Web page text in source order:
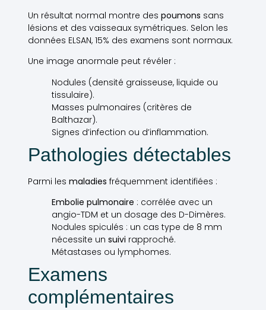
Un résultat normal montre des poumons sans
lésions et des vaisseaux symétriques. Selon les
données ELSAN, 15% des examens sont normaux.
Une image anormale peut révéler :
Nodules (densité graisseuse, liquide ou
tissulaire).
Masses pulmonaires (critères de
Balthazar).
Signes d’infection ou d’inflammation.
Pathologies détectables
Parmi les maladies fréquemment identifiées :
Embolie pulmonaire : corrélée avec un
angio-TDM et un dosage des D-Dimères.
Nodules spiculés : un cas type de 8 mm
nécessite un suivi rapproché.
Métastases ou lymphomes.
Examens
complémentaires